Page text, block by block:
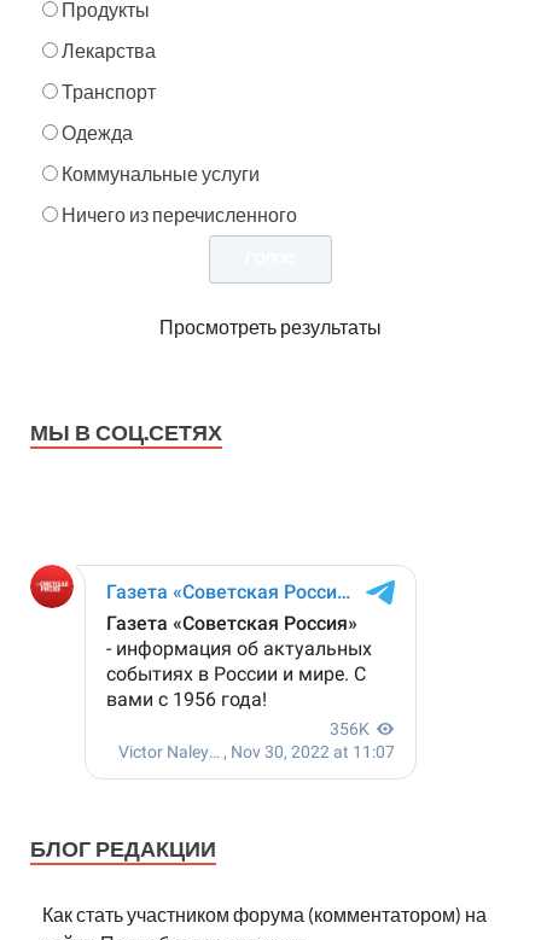
Продукты
Лекарства
Транспорт
Одежда
Коммунальные услуги
Ничего из перечисленного
Просмотреть результаты
МЫ В СОЦ.СЕТЯХ
БЛОГ РЕДАКЦИИ
Как стать участником форума (комментатором) на